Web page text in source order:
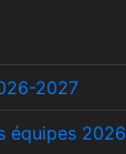
2027
équipes 2026